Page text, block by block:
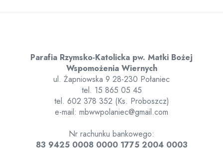
Parafia Rzymsko-Katolicka pw. Matki Bożej
Wspomożenia Wiernych
ul. Żapniowska 9 28-230 Połaniec
tel. 15 865 05 45
tel. 602 378 352 (Ks. Proboszcz)
e-mail: mbwwpolaniec@gmail.com
Nr rachunku bankowego:
83 9425 0008 0000 1775 2004 0003